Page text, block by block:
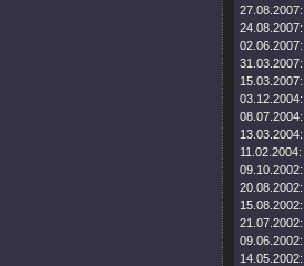
27.08.2007:
24.08.2007:
02.06.2007:
31.03.2007:
15.03.2007:
03.12.2004:
08.07.2004:
13.03.2004:
11.02.2004:
09.10.2002:
20.08.2002:
15.08.2002:
21.07.2002:
09.06.2002:
14.05.2002: